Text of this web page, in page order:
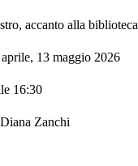
accanto alla biblioteca
13 maggio 2026
16:30
Zanchi